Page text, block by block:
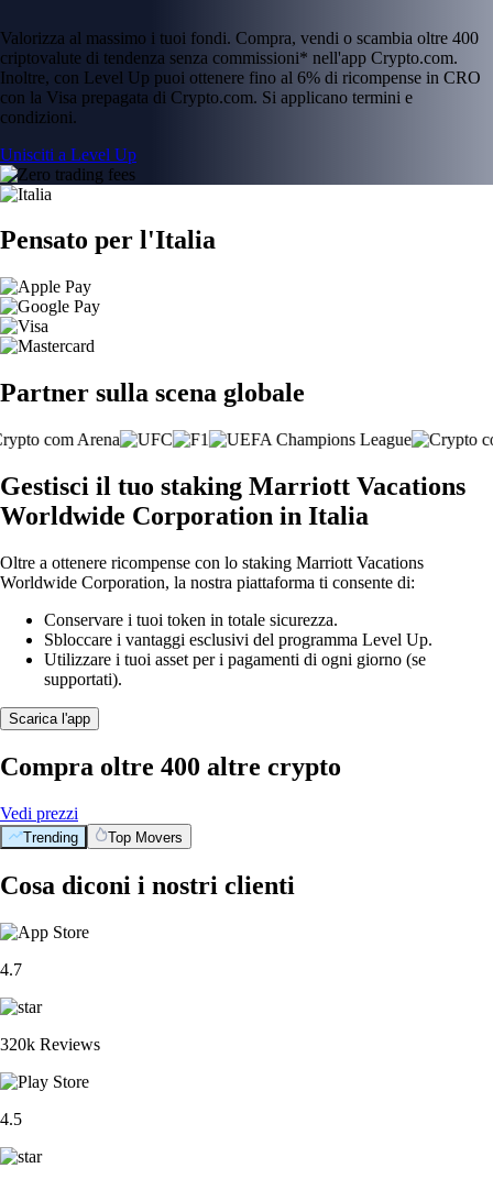
Valorizza al massimo i tuoi fondi. Compra, vendi o scambia oltre 400
criptovalute di tendenza senza commissioni* nell'app Crypto.com.
Inoltre, con Level Up puoi ottenere fino al 6% di ricompense in CRO
con la Visa prepagata di Crypto.com. Si applicano termini e
condizioni.
Unisciti a Level Up
Pensato per l'Italia
Partner sulla scena globale
Gestisci il tuo staking Marriott Vacations
Worldwide Corporation in Italia
Oltre a ottenere ricompense con lo staking Marriott Vacations
Worldwide Corporation, la nostra piattaforma ti consente di:
Conservare i tuoi token in totale sicurezza.
Sbloccare i vantaggi esclusivi del programma Level Up.
Utilizzare i tuoi asset per i pagamenti di ogni giorno (se
supportati).
Scarica l'app
Compra oltre 400 altre crypto
Vedi prezzi
Trending Top Movers
Cosa diconi i nostri clienti
4.7
320k Reviews
4.5